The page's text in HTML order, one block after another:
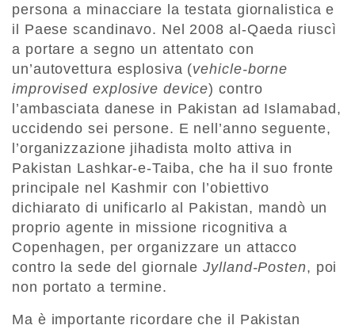
persona a minacciare la testata giornalistica e
il Paese scandinavo. Nel 2008 al-Qaeda riuscì
a portare a segno un attentato con
un’autovettura esplosiva (vehicle-borne
improvised explosive device) contro
l’ambasciata danese in Pakistan ad Islamabad,
uccidendo sei persone. E nell’anno seguente,
l’organizzazione jihadista molto attiva in
Pakistan Lashkar-e-Taiba, che ha il suo fronte
principale nel Kashmir con l’obiettivo
dichiarato di unificarlo al Pakistan, mandò un
proprio agente in missione ricognitiva a
Copenhagen, per organizzare un attacco
contro la sede del giornaleJylland-Posten, poi
non portato a termine.
Ma è importante ricordare che il Pakistan